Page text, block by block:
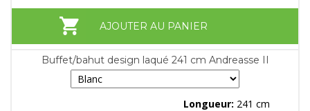
AJOUTER AU PANIER
Buffet/bahut design laqué 241 cm Andreasse II
Longueur: 241 cm